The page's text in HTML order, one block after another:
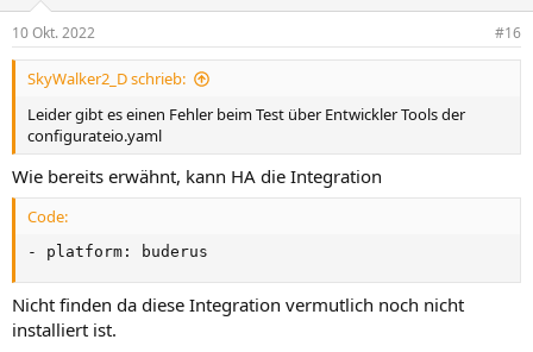
e
n
10 Okt. 2022 #16
SkyWalker2_D schrieb:
Leider gibt es einen Fehler beim Test über Entwickler Tools der
configurateio.yaml
Wie bereits erwähnt, kann HA die Integration
Code:
- platform: buderus
Nicht finden da diese Integration vermutlich noch nicht
installiert ist.